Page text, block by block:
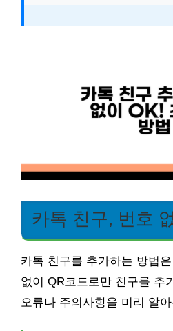
카톡 친구, 번호
카톡 친구를 추가하는 방법
없이 QR코드로만 친구를 추
오류나 주의사항을 미리 알